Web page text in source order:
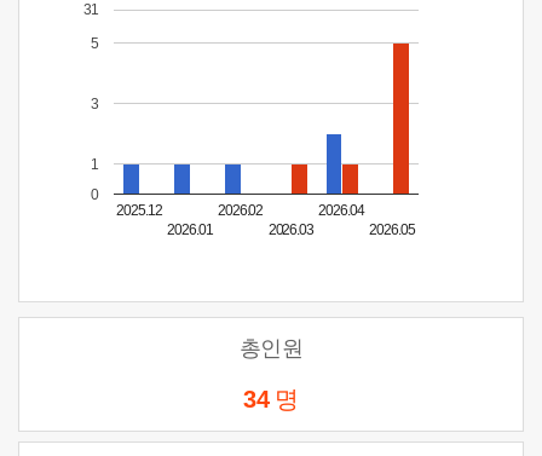
2025.12
2026.01
2026.02
2026.03
2026.04
2026.05
0
1
3
5
31
총인원
34 명